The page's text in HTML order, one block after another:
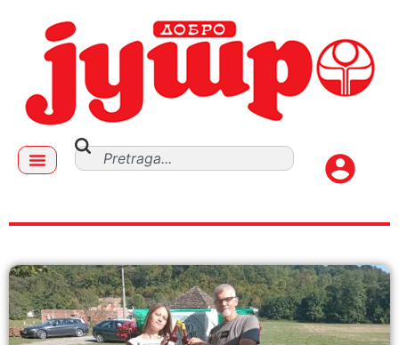
GALERIJA